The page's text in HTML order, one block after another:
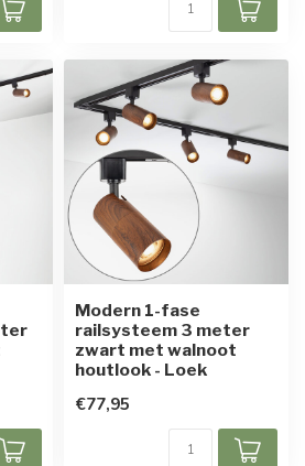
Modern 1-fase
railsysteem 3 meter
zwart met walnoot
houtlook - Loek
€77,95